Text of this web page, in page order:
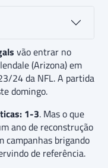
vão entrar no
(Arizona) em
24 da NFL. A partida
domingo.
1-3. Mas o que
ano de reconstrução
campanhas brigando
de referência.